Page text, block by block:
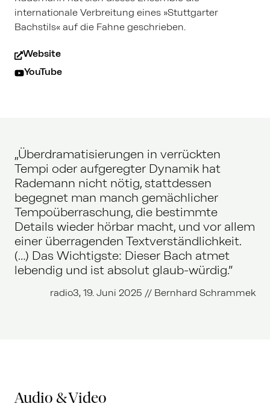
internationale Verbreitung eines »Stuttgarter
Bachstils« auf die Fahne geschrieben.
Website
YouTube
„Überdramatisierungen in verrückten
Tempi oder aufgeregter Dynamik hat
Rademann nicht nötig, stattdessen
begegnet man manch gemächlicher
Tempoüberraschung, die bestimmte
Details wieder hörbar macht, und vor allem
einer überragenden Textverständlichkeit.
(…) Das Wichtigste: Dieser Bach atmet
lebendig und ist absolut glaub-würdig.”
radio3, 19. Juni 2025 // Bernhard Schrammek
Audio & Video